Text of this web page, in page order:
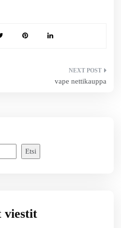
vape nettikauppa
Etsi
viestit